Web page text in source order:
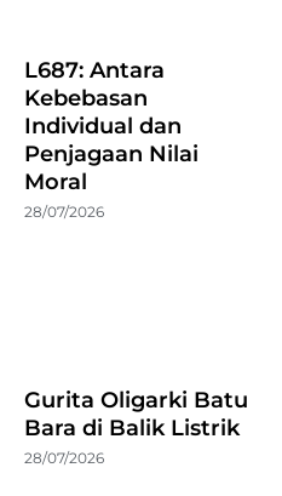
L687: Antara
Kebebasan
Individual dan
Penjagaan Nilai
Moral
28/07/2026
Gurita Oligarki Batu
Bara di Balik Listrik
28/07/2026